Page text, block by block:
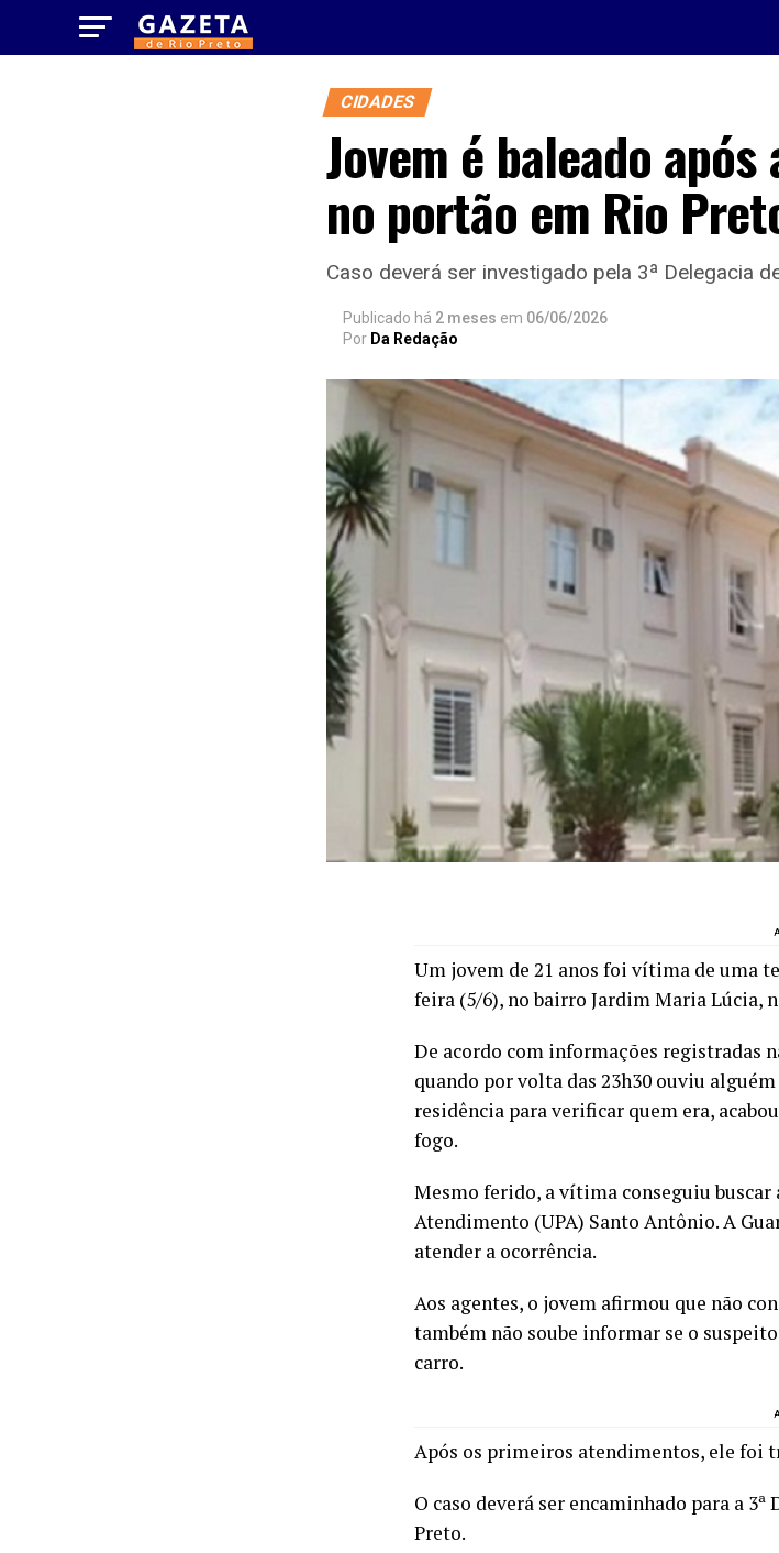
CIDADES
Jovem é baleado
no portão em Rio
Caso deverá ser investigado pela 3ª Delegacia
Publicado há 2 meses em 06/06/2026
Por Da Redação
Um jovem de 21 anos foi vítima de uma
feira (5/6), no bairro Jardim Maria Lúcia,
De acordo com informações registradas
quando por volta das 23h30 ouviu
residência para verificar quem era,
fogo.
Mesmo ferido, a vítima conseguiu
Atendimento (UPA) Santo Antônio. A
atender a ocorrência.
Aos agentes, o jovem afirmou que não
também não soube informar se o
carro.
Após os primeiros atendimentos, ele foi
O caso deverá ser encaminhado para a
Preto.